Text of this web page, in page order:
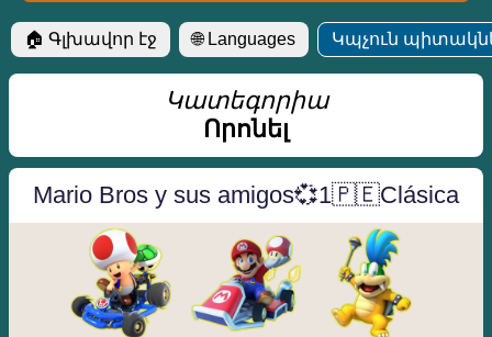
🏠 Գլխավոր էջ 🌐 Languages Կպչուն
Կատեգորիա
Որոնել
Mario Bros y sus amigos💞1🇵🇪Clásica